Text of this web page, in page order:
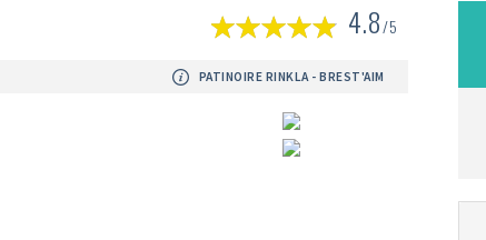
4.8/5
PATINOIRE RINKLA - BREST'AIM
Suivant